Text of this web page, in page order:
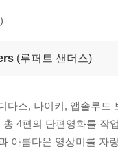
(루퍼트 샌더스)
다스, 나이키, 앱솔루
총 4편의 단편영화를
아름다운 영상미를 자